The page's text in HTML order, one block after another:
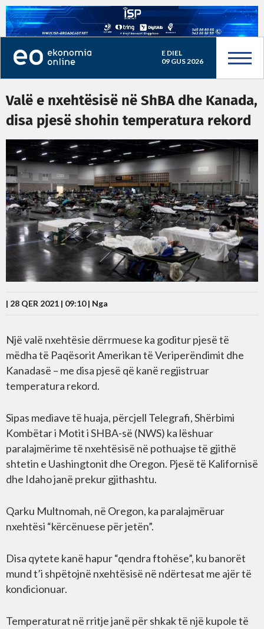
E DIEL
09 GUS 2026
Valë e nxehtësisë në ShBA dhe Kanada,
disa pjesë shohin temperatura rekord
| 28 QER 2021 | 09:10 | Nga
Një valë nxehtësie dërrmuese ka goditur pjesë të
mëdha të Paqësorit Amerikan të Veriperëndimit dhe
Kanadasë – me disa pjesë që kanë regjistruar
temperatura rekord.
Sipas mediave të huaja, përcjell Telegrafi, Shërbimi
Kombëtar i Motit i SHBA-së (NWS) ka lëshuar
paralajmërime të nxehtësisë në pothuajse të gjithë
shtetin e Uashingtonit dhe Oregon. Pjesë të Kalifornisë
dhe Idaho janë prekur gjithashtu.
Qarku Multnomah, në Oregon, ka paralajmëruar
nxehtësi “kërcënuese për jetën”.
Disa qytete kanë hapur “qendra ftohëse”, ku banorët
mund t’i shpëtojnë nxehtësisë në ndërtesat me ajër të
kondicionuar.
Temperaturat në rritje janë për shkak të një kupole të